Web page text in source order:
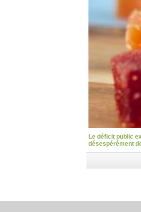
Le déficit public
désespérément